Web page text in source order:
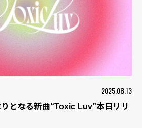
2025.08.13
となる新曲“Toxic Luv”本日リリ